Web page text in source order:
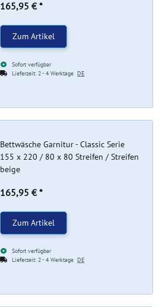
165,95 € *
Zum Artikel
Sofort verfügbar
Lieferzeit:2 - 4 WerktageDE
Bettwäsche Garnitur - Classic Serie
155 x 220 / 80 x 80 Streifen / Streifen
beige
165,95 € *
Zum Artikel
Sofort verfügbar
Lieferzeit:2 - 4 WerktageDE